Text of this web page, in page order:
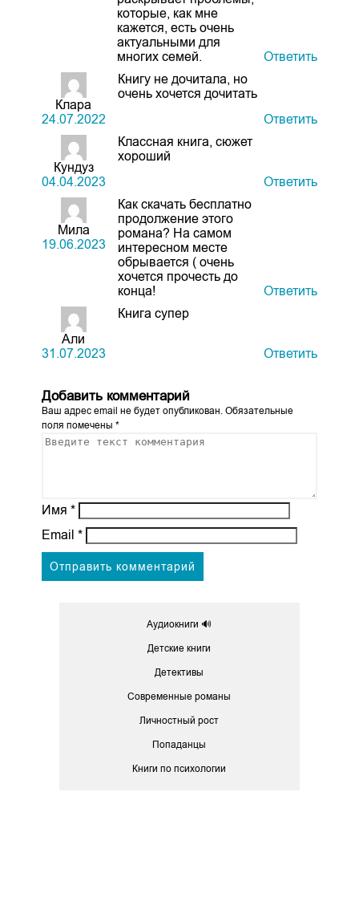
которые, как мне
кажется, есть очень
актуальными для
многих семей.
Ответить
Клара
24.07.2022
Книгу не дочитала, но
очень хочется дочитать
Ответить
Кундуз
04.04.2023
Классная книга, сюжет
хороший
Ответить
Мила
19.06.2023
Как скачать бесплатно
продолжение этого
романа? На самом
интересном месте
обрывается ( очень
хочется прочесть до
конца!
Ответить
Али
31.07.2023
Книга супер
Ответить
Добавить комментарий
Ваш адрес email не будет опубликован. Обязательные
поля помечены *
Имя *
Email *
Аудиокниги 🔊
Детские книги
Детективы
Современные романы
Личностный рост
Попаданцы
Книги по психологии